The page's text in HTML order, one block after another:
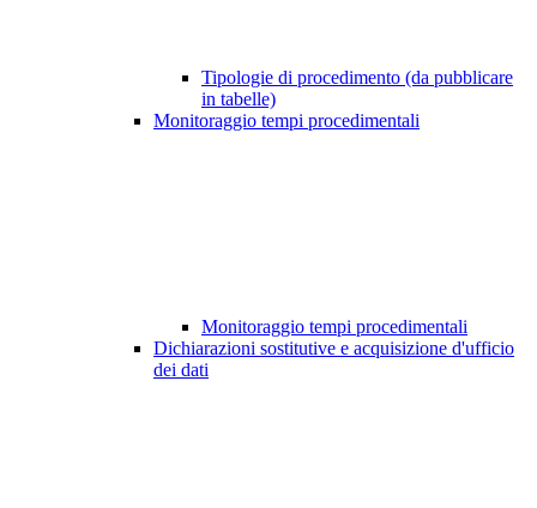
Tipologie di procedimento (da pubblicare
in tabelle)
Monitoraggio tempi procedimentali
Monitoraggio tempi procedimentali
Dichiarazioni sostitutive e acquisizione d'ufficio
dei dati